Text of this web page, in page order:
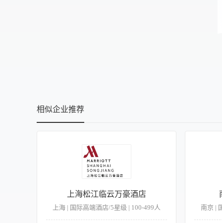
相似企业推荐
上海松江临云万豪酒店
上海 | 国际高端酒店/5星级 | 100-499人 南京 |